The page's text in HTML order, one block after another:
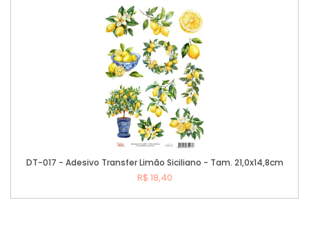
DT-017 - Adesivo Transfer Limão Siciliano - Tam. 21,0x14,8cm
R$ 18,40